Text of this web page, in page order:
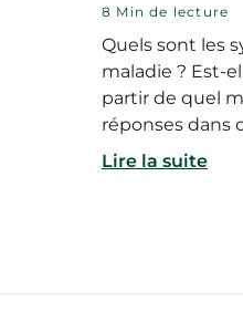
8 Min de lecture
Quels sont les
maladie ? Est-
partir de quel
réponses dans
Lire la suite